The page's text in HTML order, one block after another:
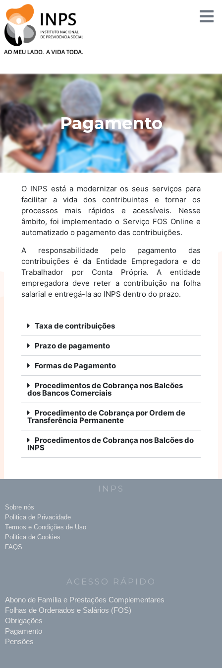
to
content
Pagamento
O INPS está a modernizar os seus serviços para
facilitar a vida dos contribuintes e tornar os
processos mais rápidos e acessíveis. Nesse
âmbito, foi implementado o Serviço FOS Online e
automatizado o pagamento das contribuições.
A responsabilidade pelo pagamento das
contribuições é da Entidade Empregadora e do
Trabalhador por Conta Própria. A entidade
empregadora deve reter a contribuição na folha
salarial e entregá-la ao INPS dentro do prazo.
Taxa de contribuições
Prazo de pagamento
Formas de Pagamento
Procedimentos de Cobrança nos Balcões
dos Bancos Comerciais
Procedimento de Cobrança por Ordem de
Transferência Permanente
Procedimentos de Cobrança nos Balcões do
INPS
INPS
Sobre nós
Politica de Privacidade
Termos e Condições de Uso
Politica de Cookies
FAQS
ACESSO RÁPIDO
Abono de Família e Prestações Complementares
Folhas de Ordenados e Salários (FOS)
Obrigações
Pagamento
Pensões